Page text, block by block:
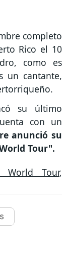
completo
Rico el 10
como es
un cantante,
su último
con un
anunció su
Tour".
World Tour,